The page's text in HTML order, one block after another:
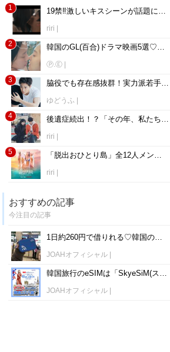
1 19禁‼︎激しいキスシーンが話題になった韓国ドラマ5選
riri
2
韓国のGL(百合)ドラマ映画5選♡女性同士の恋愛や友情は厚い！
Ⓟ.Ⓔ|
3
脇役でも存在感抜群！実力派若手韓国俳優4選
ゆどうふ
4
後遺症続出！？「その年、私たちは」のタイトルに出てくる15の映画
riri
5
「脱出おひとり島」全12人メンバーの職業年齢や身長、インスタ徹底解剖！
riri
おすすめの記事
今注目の記事
1日約260円で借りれる♡韓国のWiFiレンタルおすすめ「WiFi弁当(WiFi Dosirak)」
JOAHオフィシャル|
韓国旅行のeSIMは「SkyeSiM(スカイイーシム)」！1日単位で最安値380円から利用可能！
JOAHオフィシャル|